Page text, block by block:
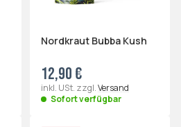
Nordkraut Bubba Kush
12,90 €
inkl. USt. zzgl.Versand
Sofort verfügbar